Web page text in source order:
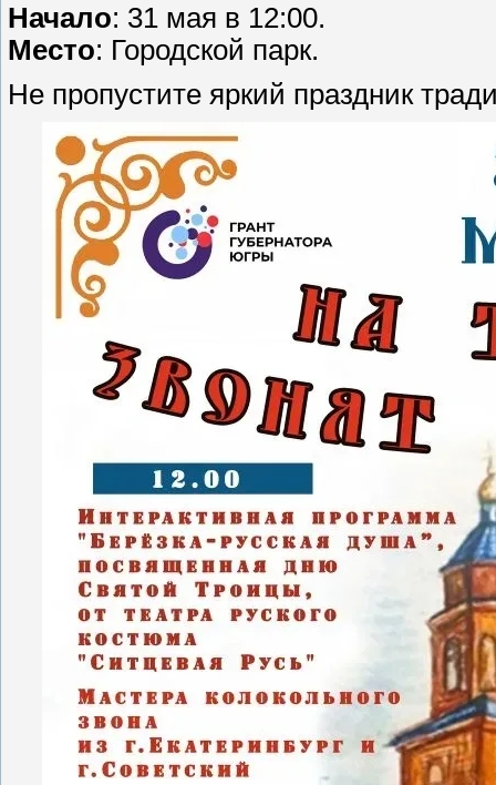
Начало: 31 мая в 12:00.
Место: Городской парк.
Не пропустите яркий праздник